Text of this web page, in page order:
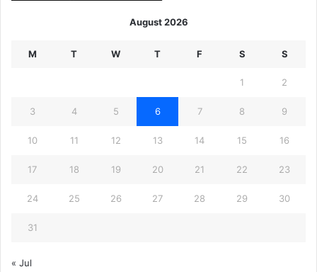
August 2026
M T W T F S S
1 2
3 4 5 6 7 8 9
10 11 12 13 14 15 16
17 18 19 20 21 22 23
24 25 26 27 28 29 30
31
« Jul